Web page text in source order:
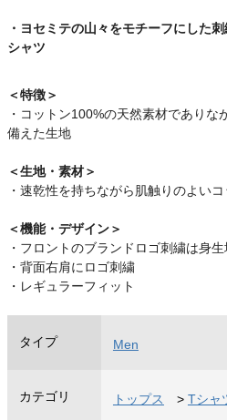
・ヨセミテの山々をモチーフにした
シャツ
＜特徴＞
・コットン100%の天然素材であり
備えた生地
＜生地・素材＞
・速乾性を持ちながら肌触りのよい
＜機能・デザイン＞
・フロントのブランドロゴ刺繍は身
・背面右肩にロゴ刺繍
・レギュラーフィット
タイプ Men
カテゴリ トップス > Tシャ